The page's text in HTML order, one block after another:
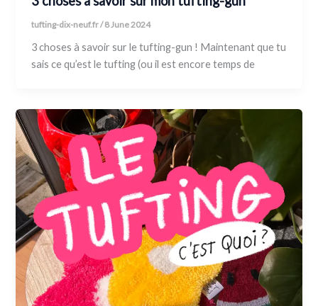
tufting-dix-neuf.fr/8 June 2024
3 choses à savoir sur le tufting-gun ! Maintenant que tu
sais ce qu’est le tufting (ou il est encore temps de